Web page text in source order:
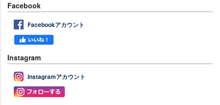
Facebook
Facebookアカウント
Instagram
Instagramアカウント